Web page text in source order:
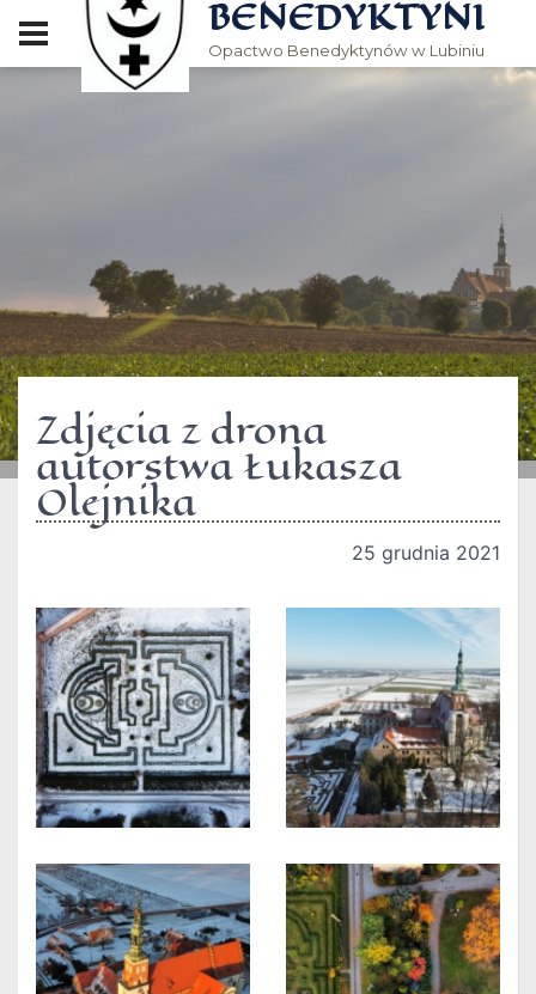
BENEDYKTYNI
Opactwo Benedyktynów w Lubiniu
Zdjęcia z drona
autorstwa Łukasza
Olejnika
25 grudnia 2021